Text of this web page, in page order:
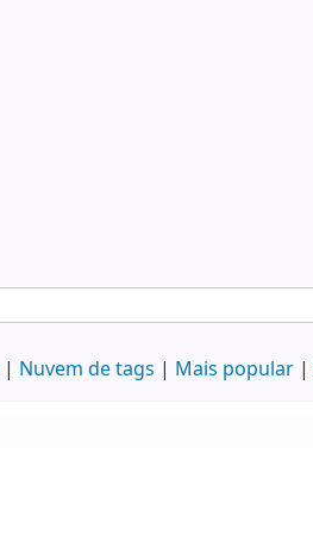
Nuvem de tags Mais popular